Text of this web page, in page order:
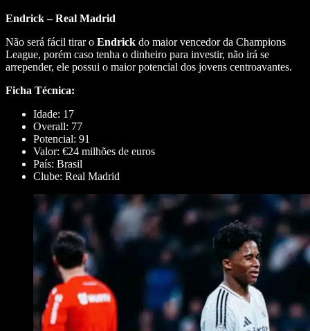
Endrick – Real Madrid
Não será fácil tirar o Endrick do maior vencedor da Champions
League, porém caso tenha o dinheiro para investir, não irá se
arrepender, ele possui o maior potencial dos jovens centroavantes.
Ficha Técnica:
Idade: 17
Overall: 77
Potencial: 91
Valor: €24 milhões de euros
País: Brasil
Clube: Real Madrid